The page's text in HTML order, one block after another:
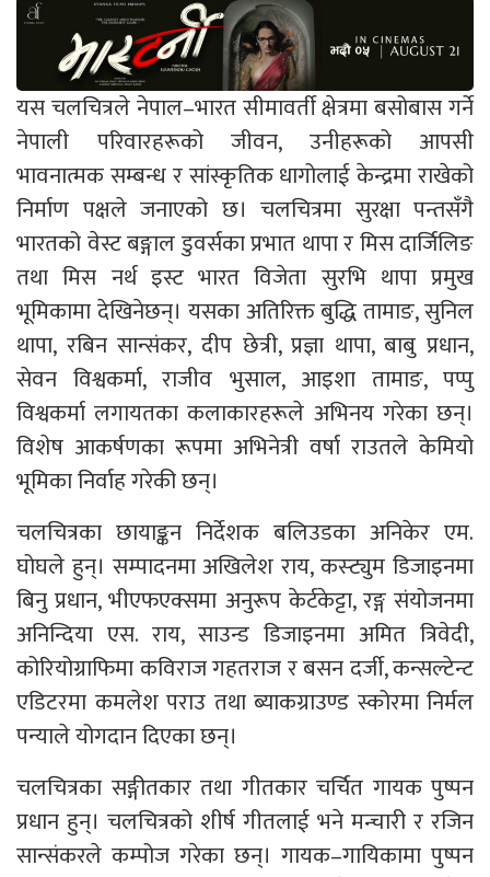
यस चलचित्रले नेपाल–भारत सीमावर्ती क्षेत्रमा बसोबास गर्ने
नेपाली परिवारहरूको जीवन, उनीहरूको आपसी
भावनात्मक सम्बन्ध र सांस्कृतिक धागोलाई केन्द्रमा राखेको
निर्माण पक्षले जनाएको छ। चलचित्रमा सुरक्षा पन्तसँगै
भारतको वेस्ट बङ्गाल डुवर्सका प्रभात थापा र मिस दार्जिलिङ
तथा मिस नर्थ इस्ट भारत विजेता सुरभि थापा प्रमुख
भूमिकामा देखिनेछन्। यसका अतिरिक्त बुद्धि तामाङ, सुनिल
थापा, रबिन सान्संकर, दीप छेत्री, प्रज्ञा थापा, बाबु प्रधान,
सेवन विश्वकर्मा, राजीव भुसाल, आइशा तामाङ, पप्पु
विश्वकर्मा लगायतका कलाकारहरूले अभिनय गरेका छन्।
विशेष आकर्षणका रूपमा अभिनेत्री वर्षा राउतले केमियो
भूमिका निर्वाह गरेकी छन्।
चलचित्रका छायाङ्कन निर्देशक बलिउडका अनिकेर एम.
घोघले हुन्। सम्पादनमा अखिलेश राय, कस्ट्युम डिजाइनमा
बिनु प्रधान, भीएफएक्समा अनुरूप केर्टकेट्टा, रङ्ग संयोजनमा
अनिन्दिया एस. राय, साउन्ड डिजाइनमा अमित त्रिवेदी,
कोरियोग्राफिमा कविराज गहतराज र बसन दर्जी, कन्सल्टेन्ट
एडिटरमा कमलेश पराउ तथा ब्याकग्राउण्ड स्कोरमा निर्मल
पन्याले योगदान दिएका छन्।
चलचित्रका सङ्गीतकार तथा गीतकार चर्चित गायक पुष्पन
प्रधान हुन्। चलचित्रको शीर्ष गीतलाई भने मन्चारी र रजिन
सान्संकरले कम्पोज गरेका छन्। गायक–गायिकामा पुष्पन